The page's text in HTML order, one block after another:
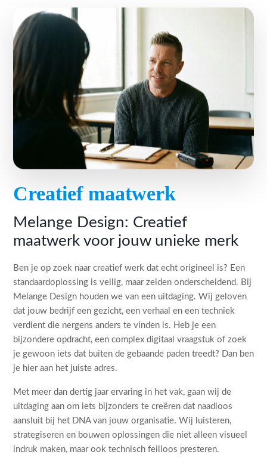
Creatief maatwerk
Melange Design: Creatief
maatwerk voor jouw unieke merk
Ben je op zoek naar creatief werk dat echt origineel is? Een
standaardoplossing is veilig, maar zelden onderscheidend. Bij
Melange Design houden we van een uitdaging. Wij geloven
dat jouw bedrijf een gezicht, een verhaal en een techniek
verdient die nergens anders te vinden is. Heb je een
bijzondere opdracht, een complex digitaal vraagstuk of zoek
je gewoon iets dat buiten de gebaande paden treedt? Dan ben
je hier aan het juiste adres.
Met meer dan dertig jaar ervaring in het vak, gaan wij de
uitdaging aan om iets bijzonders te creëren dat naadloos
aansluit bij het DNA van jouw organisatie. Wij luisteren,
strategiseren en bouwen oplossingen die niet alleen visueel
indruk maken, maar ook technisch feilloos presteren.